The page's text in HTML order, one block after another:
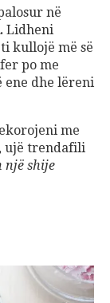
në
Lidheni
kullojë më së
po me
ene dhe lëreni
me
ujë trendafili
një shije